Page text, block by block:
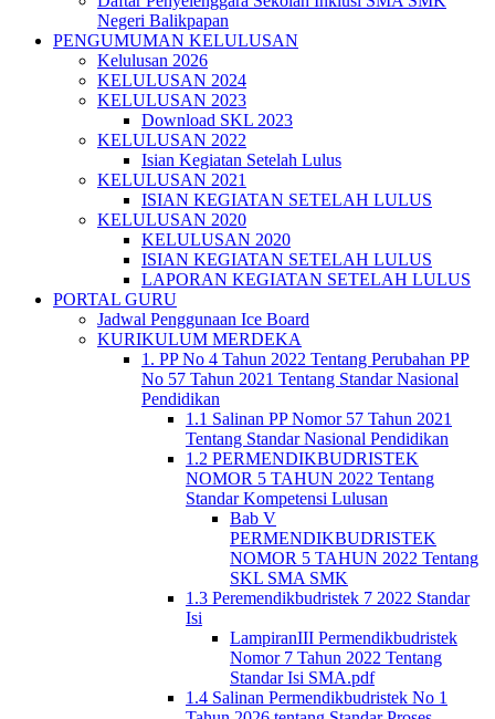
Negeri Balikpapan
PENGUMUMAN KELULUSAN
Kelulusan 2026
KELULUSAN 2024
KELULUSAN 2023
Download SKL 2023
KELULUSAN 2022
Isian Kegiatan Setelah Lulus
KELULUSAN 2021
ISIAN KEGIATAN SETELAH LULUS
KELULUSAN 2020
KELULUSAN 2020
ISIAN KEGIATAN SETELAH LULUS
LAPORAN KEGIATAN SETELAH LULUS
PORTAL GURU
Jadwal Penggunaan Ice Board
KURIKULUM MERDEKA
1. PP No 4 Tahun 2022 Tentang Perubahan PP
No 57 Tahun 2021 Tentang Standar Nasional
Pendidikan
1.1 Salinan PP Nomor 57 Tahun 2021
Tentang Standar Nasional Pendidikan
1.2 PERMENDIKBUDRISTEK
NOMOR 5 TAHUN 2022 Tentang
Standar Kompetensi Lulusan
Bab V
PERMENDIKBUDRISTEK
NOMOR 5 TAHUN 2022 Tentang
SKL SMA SMK
1.3 Peremendikbudristek 7 2022 Standar
Isi
LampiranIII Permendikbudristek
Nomor 7 Tahun 2022 Tentang
Standar Isi SMA.pdf
1.4 Salinan Permendikbudristek No 1